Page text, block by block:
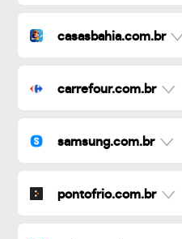
casasbahia.com.br
carrefour.com.br
samsung.com.br
pontofrio.com.br